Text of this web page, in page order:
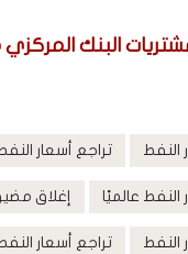
البنك
النفط تراجع أسعار
النفط عالميًا إغلاق
النفط تراجع أسعار